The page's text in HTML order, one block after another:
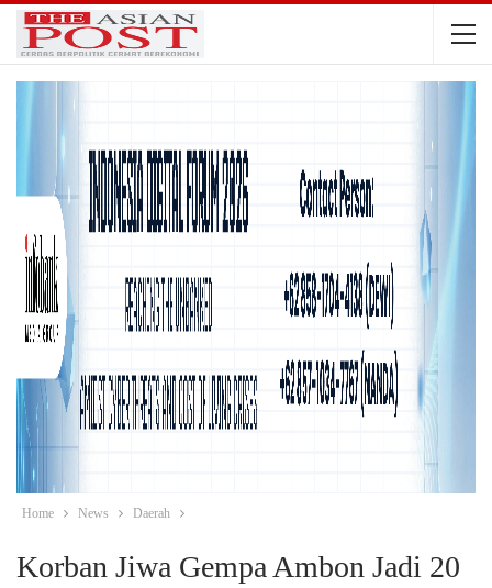
Home News Daerah
Korban Jiwa Gempa Ambon Jadi 20